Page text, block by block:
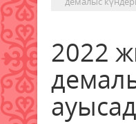
2022